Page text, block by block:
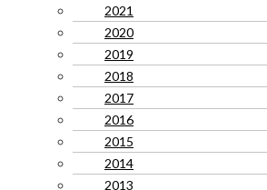
2021
2020
2019
2018
2017
2016
2015
2014
2013